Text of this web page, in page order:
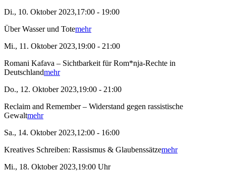
Di., 10. Oktober 2023,17:00 - 19:00
Über Wasser und Totemehr
Mi., 11. Oktober 2023,19:00 - 21:00
Romani Kafava – Sichtbarkeit für Rom*nja-Rechte in
Deutschlandmehr
Do., 12. Oktober 2023,19:00 - 21:00
Reclaim and Remember – Widerstand gegen rassistische
Gewaltmehr
Sa., 14. Oktober 2023,12:00 - 16:00
Kreatives Schreiben: Rassismus & Glaubenssätzemehr
Mi., 18. Oktober 2023,19:00 Uhr